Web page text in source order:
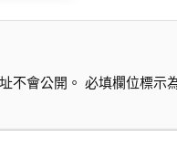
不會公開。 必填欄位標示